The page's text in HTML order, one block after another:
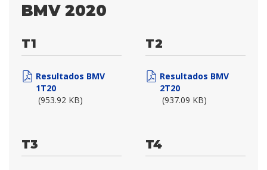
BMV 2020
T1
Resultados BMV
1T20
(953.92 KB)
T2
Resultados BMV
2T20
(937.09 KB)
T3 T4